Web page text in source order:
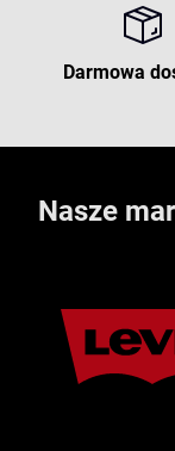
Darmowa
Nasze